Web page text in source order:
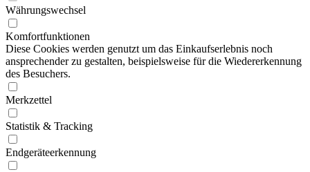
Währungswechsel
Komfortfunktionen
Diese Cookies werden genutzt um das Einkaufserlebnis noch
ansprechender zu gestalten, beispielsweise für die Wiedererkennung
des Besuchers.
Merkzettel
Statistik & Tracking
Endgeräteerkennung